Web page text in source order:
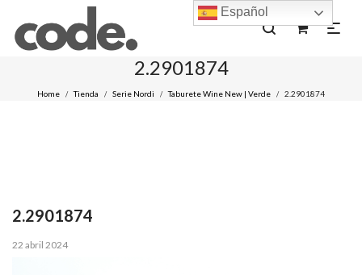
2.2901874
Home / Tienda / Serie Nordi / Taburete Wine New | Verde / 2.2901874
2.2901874
Posted
22 abril 2024
Español